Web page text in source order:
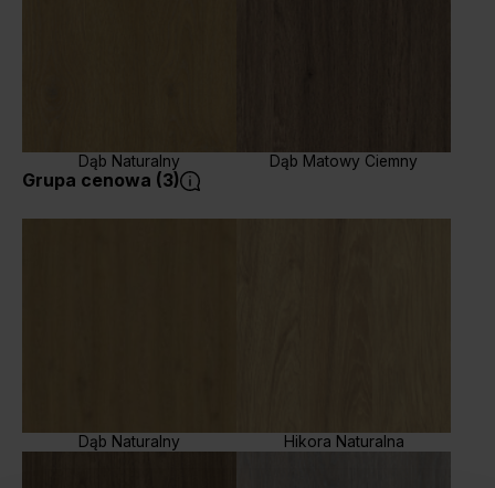
Dąb Naturalny Dąb Matowy Ciemny
Grupa cenowa (3)
Dąb Naturalny Hikora Naturalna